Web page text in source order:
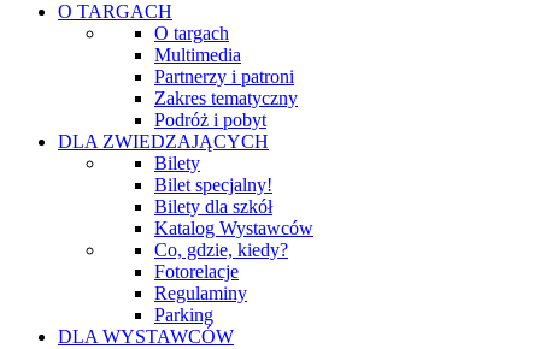
O TARGACH
O targach
Multimedia
Partnerzy i patroni
Zakres tematyczny
Podróż i pobyt
DLA ZWIEDZAJĄCYCH
Bilety
Bilet specjalny!
Bilety dla szkół
Katalog Wystawców
Co, gdzie, kiedy?
Fotorelacje
Regulaminy
Parking
DLA WYSTAWCÓW